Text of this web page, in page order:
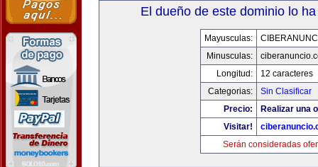
El dueño de este dominio lo
Mayusculas:
Minusculas:
Longitud:
12 caracteres
Categorias:
Sin Clasificar
Precio:
Realizar una
Visitar!
Serán consideradas